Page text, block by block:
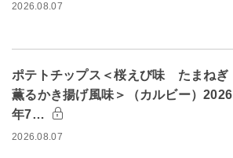
2026.08.07
ポテトチップス＜桜えび味 たまねぎ
薫るかき揚げ風味＞（カルビー）2026
年7…
2026.08.07